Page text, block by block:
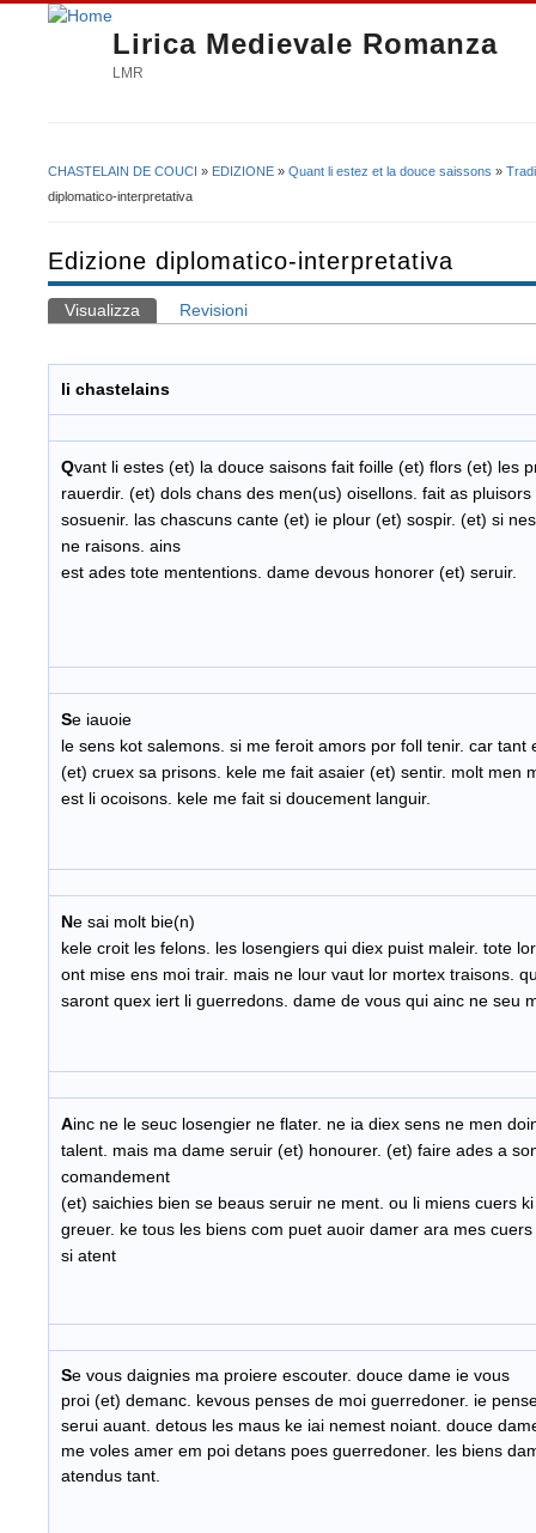
Lirica Medievale Romanza
LMR
Tu sei qui
CHASTELAIN DE COUCI » EDIZIONE » Quant li estez et la douce saissons »
diplomatico-interpretativa
Edizione diplomatico-interpretativa
Schede primarie
Visualizza (scheda attiva)
Revisioni
li chastelains
Qvant li estes (et) la douce saisons fait foille (et) flors (et) les
rauerdir. (et) dols chans des men(us) oisellons. fait as pluisors
sosuenir. las chascuns cante (et) ie plour (et) sospir. (et) si
ne raisons. ains
est ades tote mententions. dame devous honorer (et) seruir.
Se iauoie
le sens kot salemons. si me feroit amors por foll tenir. car tant
(et) cruex sa prisons. kele me fait asaier (et) sentir. molt men
est li ocoisons. kele me fait si doucement languir.
Ne sai molt bie(n)
kele croit les felons. les losengiers qui diex puist maleir. tote
ont mise ens moi trair. mais ne lour vaut lor mortex traisons.
saront quex iert li guerredons. dame de vous qui ainc ne seu
Ainc ne le seuc losengier ne flater. ne ia diex sens ne men
talent. mais ma dame seruir (et) honourer. (et) faire ades a
comandement
(et) saichies bien se beaus seruir ne ment. ou li miens cuers
greuer. ke tous les biens com puet auoir damer ara mes
si atent
Se vous daignies ma proiere escouter. douce dame ie vous
proi (et) demanc. kevous penses de moi guerredoner. ie
serui auant. detous les maus ke iai nemest noiant. douce
me voles amer em poi detans poes guerredoner. les biens
atendus tant.